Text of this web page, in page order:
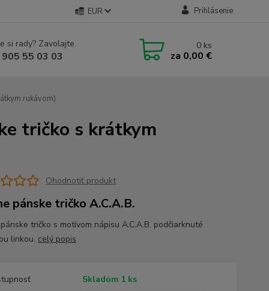
EUR Prihlásenie
si rady? Zavolajte.
55 03 03
0 ks
za 0,00 €
rukávom)
tričko s krátkym
Ohodnotiť produkt
pánske tričko A.C.A.B.
tričko s motívom nápisu A.C.A.B. podčiarknuté
linkou. celý popis
Skladom 1 ks